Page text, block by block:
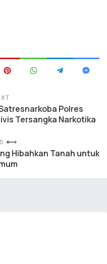
Polres
Tersangka Narkotika
Hibahkan Tanah untuk